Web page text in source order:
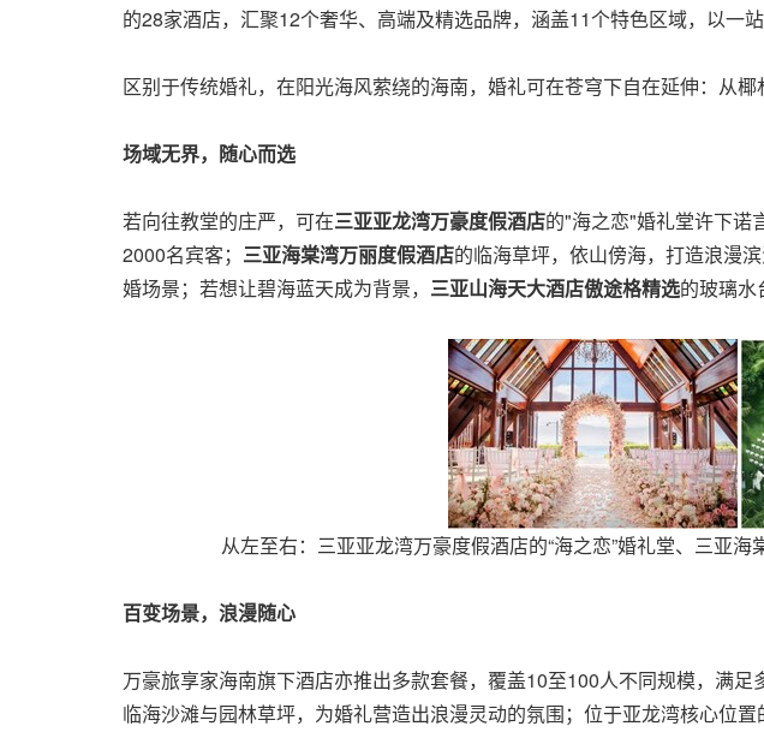
的28家酒店，汇聚12个奢华、高端及精选品牌，涵盖11个特色区域，以一
区别于传统婚礼，在阳光海风萦绕的海南，婚礼可在苍穹下自在延伸：从
场域无界，随心而选
若向往教堂的庄严，可在三亚亚龙湾万豪度假酒店的"海之恋"婚礼堂许下诺
2000名宾客； 三亚海棠湾万丽度假酒店的临海草坪，依山傍海，打造浪漫滨
婚场景；若想让碧海蓝天成为背景， 三亚山海天大酒店傲途格精选的玻璃水
从左至右：三亚亚龙湾万豪度假酒店的“海之恋”婚礼堂、三亚
百变场景，浪漫随心
万豪旅享家海南旗下酒店亦推出多款套餐，覆盖10至100人不同规模，满足
临海沙滩与园林草坪，为婚礼营造出浪漫灵动的氛围；位于亚龙湾核心位置